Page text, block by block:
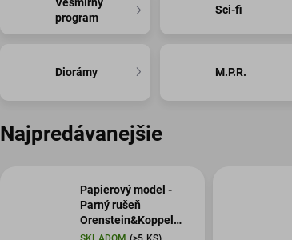
program
Sci-fi
Diorámy M.P.R.
Najpredávanejšie
Papierový model -
Parný rušeň
Orenstein&Koppel
2911/1908 s vozňami